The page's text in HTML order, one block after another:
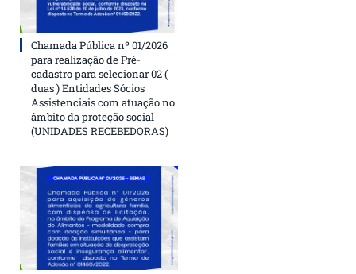
Chamada Pública nº 01/2026
para realização de Pré-
cadastro para selecionar 02 (
duas ) Entidades Sócios
Assistenciais com atuação no
âmbito da proteção social
(UNIDADES RECEBEDORAS)